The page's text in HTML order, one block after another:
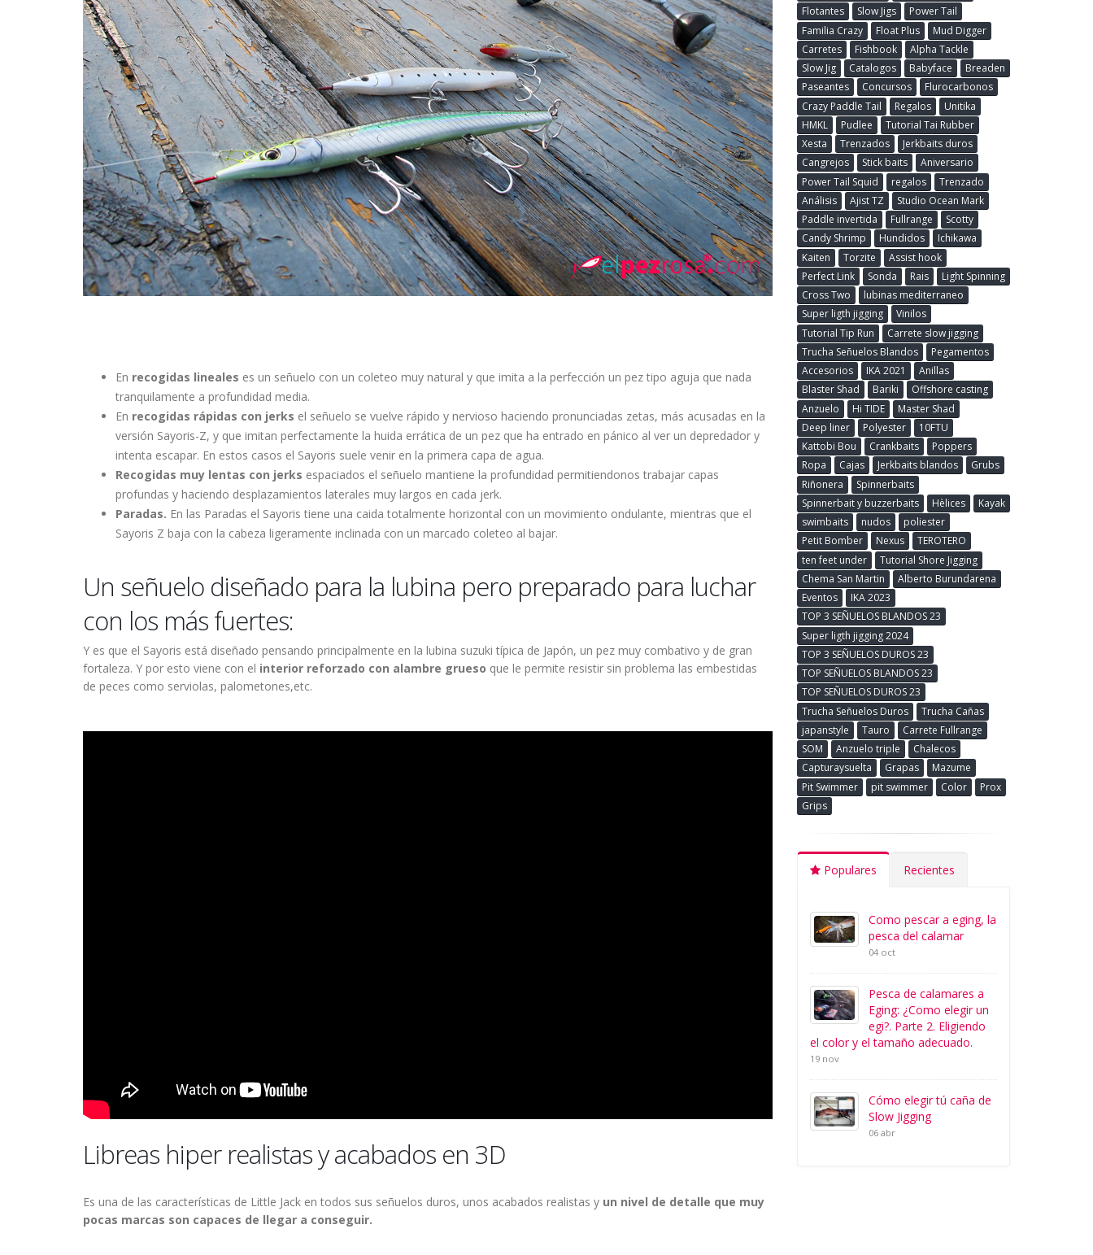
En recogidas lineales es un señuelo con un coleteo muy natural y que imita a la perfección un pez tipo aguja que nada
tranquilamente a profundidad media.
En recogidas rápidas con jerks el señuelo se vuelve rápido y nervioso haciendo pronunciadas zetas, más acusadas en la
versión Sayoris-Z, y que imitan perfectamente la huida errática de un pez que ha entrado en pánico al ver un depredador y
intenta escapar. En estos casos el Sayoris suele venir en la primera capa de agua.
Recogidas muy lentas con jerks espaciados el señuelo mantiene la profundidad permitiendonos trabajar capas
profundas y haciendo desplazamientos laterales muy largos en cada jerk.
Paradas. En las Paradas el Sayoris tiene una caida totalmente horizontal con un movimiento ondulante, mientras que el
Sayoris Z baja con la cabeza ligeramente inclinada con un marcado coleteo al bajar.
Un señuelo diseñado para la lubina pero preparado para luchar
con los más fuertes:
Y es que el Sayoris está diseñado pensando principalmente en la lubina suzuki típica de Japón, un pez muy combativo y de gran
fortaleza. Y por esto viene con el interior reforzado con alambre grueso que le permite resistir sin problema las embestidas
de peces como serviolas, palometones,etc.
Libreas hiper realistas y acabados en 3D
Es una de las características de Little Jack en todos sus señuelos duros, unos acabados realistas y un nivel de detalle que muy
pocas marcas son capaces de llegar a conseguir.
Flotantes
Slow Jigs
Power Tail
Familia Crazy
Float Plus
Mud Digger
Carretes
Fishbook
Alpha Tackle
Slow Jig
Catalogos Babyface
Breaden
Paseantes
Concursos
Flurocarbonos
Crazy Paddle Tail
Regalos
Unitika
HMKL
Pudlee
Tutorial Tai Rubber
Xesta
Trenzados
Jerkbaits duros
Cangrejos
Stick baits
Aniversario
Power Tail Squid
regalos
Trenzado
Análisis
Ajist TZ
Studio Ocean Mark
Paddle invertida
Fullrange
Scotty
Candy Shrimp
Hundidos
Ichikawa
Kaiten
Torzite
Assist hook
Perfect Link
Sonda Rais
Light Spinning
Cross Two
lubinas mediterraneo
Super ligth jigging
Vinilos
Tutorial Tip Run
Carrete slow jigging
Trucha Señuelos Blandos
Pegamentos
Accesorios
IKA 2021
Anillas
Blaster Shad
Bariki
Offshore casting
Anzuelo
Hi TIDE
Master Shad
Deep liner
Polyester
10FTU
Kattobi Bou
Crankbaits
Poppers
Ropa
Cajas Jerkbaits blandos
Grubs
Riñonera
Spinnerbaits
Spinnerbait y buzzerbaits
Hèlices
Kayak
swimbaits
nudos
poliester
Petit Bomber
Nexus
TEROTERO
ten feet under
Tutorial Shore Jigging
Chema San Martin
Alberto Burundarena
Eventos
IKA 2023
TOP 3 SEÑUELOS BLANDOS 23
Super ligth jigging 2024
TOP 3 SEÑUELOS DUROS 23
TOP SEÑUELOS BLANDOS 23
TOP SEÑUELOS DUROS 23
Trucha Señuelos Duros
Trucha Cañas
japanstyle
Tauro
Carrete Fullrange
SOM
Anzuelo triple
Chalecos
Capturaysuelta
Grapas
Mazume
Pit Swimmer
pit swimmer Color
Prox
Grips
Populares Recientes
Como pescar a eging, la
pesca del calamar
04 oct
Pesca de calamares a
Eging: ¿Como elegir un
egi?. Parte 2. Eligiendo
el color y el tamaño adecuado.
19 nov
Cómo elegir tú caña de
Slow Jigging
06 abr